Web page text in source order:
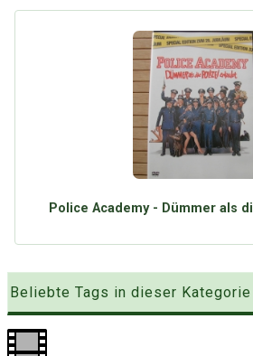
Mit Email
Google
Police Academy - Dümmer als
Beliebte Tags in dieser Kategorie